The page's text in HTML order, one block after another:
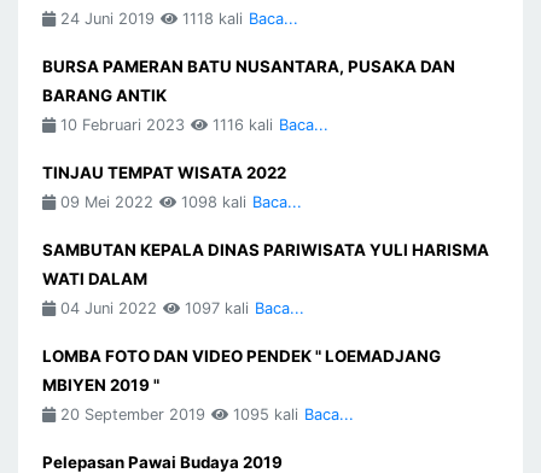
24 Juni 2019 1118 kali Baca...
BURSA PAMERAN BATU NUSANTARA, PUSAKA DAN
BARANG ANTIK
10 Februari 2023 1116 kali Baca...
TINJAU TEMPAT WISATA 2022
09 Mei 2022 1098 kali Baca...
SAMBUTAN KEPALA DINAS PARIWISATA YULI HARISMA
WATI DALAM
04 Juni 2022 1097 kali Baca...
LOMBA FOTO DAN VIDEO PENDEK " LOEMADJANG
MBIYEN 2019 "
20 September 2019 1095 kali Baca...
Pelepasan Pawai Budaya 2019